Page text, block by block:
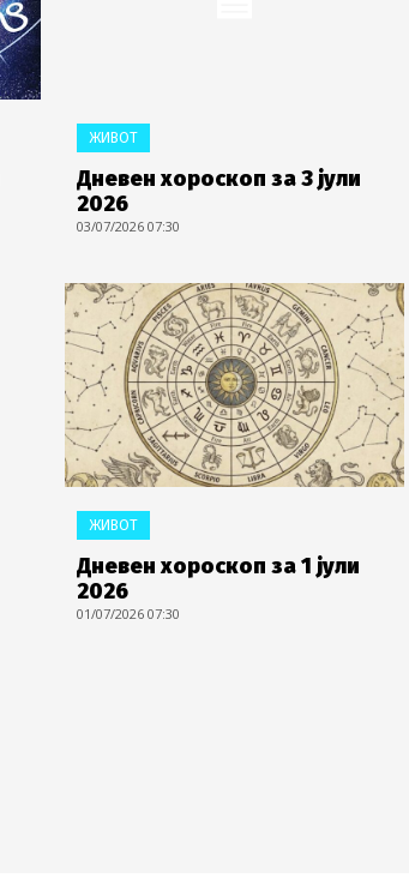
ЖИВОТ
Дневен хороскоп за 3 јули
2026
03/07/2026 07:30
ЖИВОТ
Дневен хороскоп за 1 јули
2026
01/07/2026 07:30